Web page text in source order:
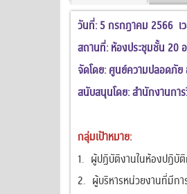
วันที่: 5 กรกฎาคม 2566 เ
สถานที่: ห้องประชุมชั้น 20
จัดโดย: ศูนย์ความปลอดภัย
สนับสนุนโดย: สำนักงานกา
กลุ่มเป้าหมาย:
ผู้ปฏิบัติงานในห้องปฏิบัติ
ผู้บริหารหน่วยงานที่มีกา